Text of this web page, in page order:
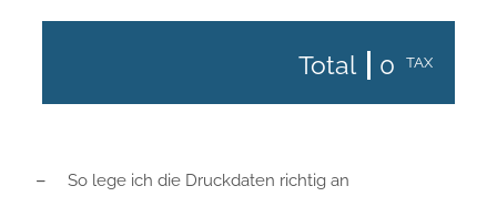
Total 0 TAX
So lege ich die Druckdaten richtig an